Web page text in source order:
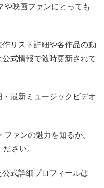
や映画ファンにとっても
リスト詳細や各作品の動
式情報で随時更新されて
最新ミュージックビデオ
ァンの魅力を知るか、
さい。
式詳細プロフィールは